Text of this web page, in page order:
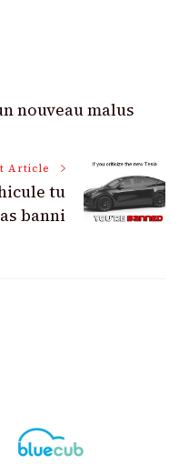
nouveau malus
Article
tu
banni